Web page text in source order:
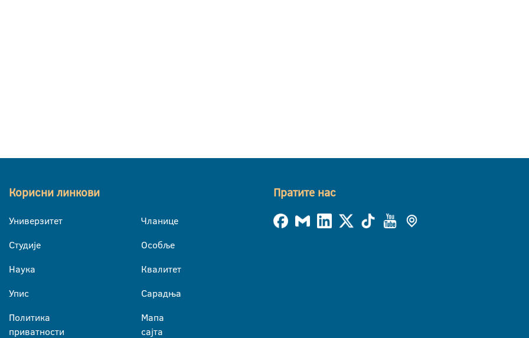
Корисни линкови
Универзитет
Студије
Наука
Упис
Политика
приватности
Чланице
Особље
Квалитет
Сарадња
Мапа
сајта
Пратите нас